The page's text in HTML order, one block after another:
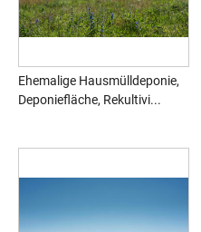
Ehemalige Hausmülldeponie,
Deponiefläche, Rekultivi...